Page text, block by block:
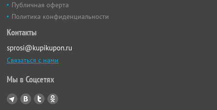
Публичная оферта
Политика конфиденциальности
Контакты
sprosi@kupikupon.ru
Связаться с нами
Мы в Соцсетях